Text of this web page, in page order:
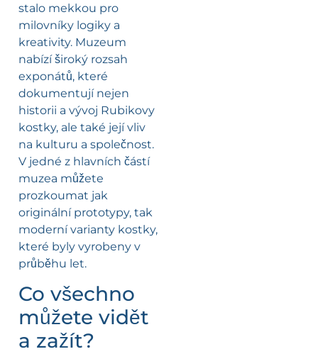
stalo mekkou pro
milovníky logiky a
kreativity. Muzeum
nabízí široký rozsah
exponátů, které
dokumentují nejen
historii a vývoj Rubikovy
kostky, ale také její vliv
na kulturu a společnost.
V jedné z hlavních částí
muzea můžete
prozkoumat jak
originální prototypy, tak
moderní varianty kostky,
které byly vyrobeny v
průběhu let.
Co všechno
můžete vidět
a zažít?